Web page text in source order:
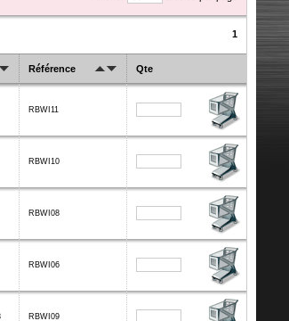
1
Référence Qte
RBWI11
RBWI10
RBWI08
RBWI06
RBWI09